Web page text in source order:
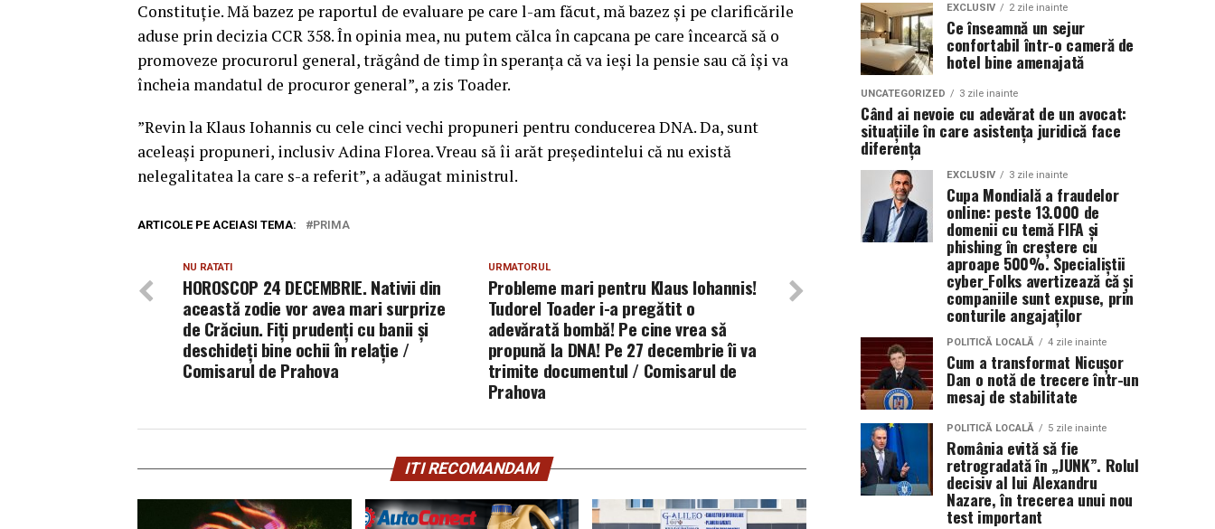
Constituţie.Mă bazez pe raportul de evaluare pe care l-am făcut, mă bazez şi pe clarificările
aduse prin decizia CCR 358. În opinia mea, nu putem călca în capcana pe care încearcă să o
promoveze procurorul general, trăgând de timp în speranţa că va ieşi la pensie sau că îşi va
încheia mandatul de procuror general”, a zis Toader.
”Revin la Klaus Iohannis cu cele cinci vechi propuneri pentru conducerea DNA. Da, sunt
aceleaşi propuneri, inclusiv Adina Florea. Vreau să îi arăt preşedintelui că nu există
nelegalitatea la care s-a referit”, a adăugat ministrul.
ARTICOLE PE ACEIASI TEMA: PRIMA
URMATORUL
Probleme mari pentru Klaus Iohannis!
Tudorel Toader i-a pregătit o
adevărată bombă! Pe cine vrea să
propună la DNA! Pe 27 decembrie îi va
trimite documentul / Comisarul de
Prahova
NU RATATI
HOROSCOP 24 DECEMBRIE. Nativii din
această zodie vor avea mari surprize
de Crăciun. Fiți prudenți cu banii și
deschideți bine ochii în relație /
Comisarul de Prahova
ITI RECOMANDAM
EXCLUSIV 2 zile inainte
Ce înseamnă un sejur
confortabil într-o cameră de
hotel bine amenajată
UNCATEGORIZED 3 zile inainte
Când ai nevoie cu adevărat de un avocat:
situațiile în care asistența juridică face
diferența
EXCLUSIV 3 zile inainte
Cupa Mondială a fraudelor
online: peste 13.000 de
domenii cu temă FIFA și
phishing în creștere cu
aproape 500%. Specialiștii
cyber_Folks avertizează că și
companiile sunt expuse, prin
conturile angajaților
POLITICĂ LOCALĂ 4 zile inainte
Cum a transformat Nicușor
Dan o notă de trecere într-un
mesaj de stabilitate
POLITICĂ LOCALĂ 5 zile inainte
România evită să fie
retrogradată în „JUNK”. Rolul
decisiv al lui Alexandru
Nazare, în trecerea unui nou
test important